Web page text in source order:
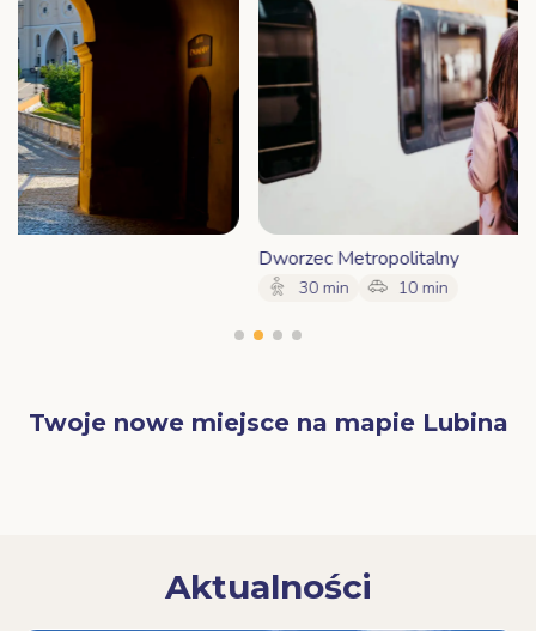
Twoje nowe miejsce na mapie Lubina
Aktualności